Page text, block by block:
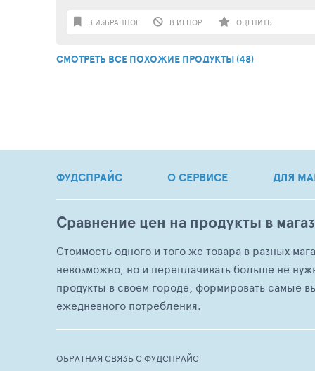
В ИЗБРАННОЕ В ИГНОР ОЦЕНИТЬ
СМОТРЕТЬ ВСЕ ПОХОЖИЕ ПРОДУКТЫ (48)
ФУДСПРАЙС О СЕРВИСЕ ДЛЯ
Сравнение цен на продукты в
Стоимость одного и того же товара в разных
невозможно, но и переплачивать больше не
продукты в своем городе, формировать самые
ежедневного потребления.
ОБРАТНАЯ СВЯЗЬ С ФУДСПРАЙС